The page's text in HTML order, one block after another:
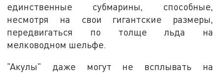
единственные субмарины, способные,
несмотря на свои гигантские размеры,
передвигаться по толще льда на
мелководном шельфе.
"Акулы" даже могут не всплывать на